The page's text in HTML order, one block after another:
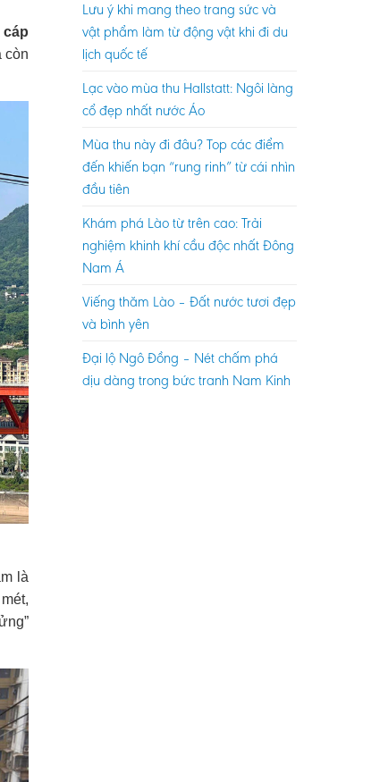
cáp
còn
là
Lưu ý khi mang theo trang sức và
vật phẩm làm từ động vật khi đi du
lịch quốc tế
Lạc vào mùa thu Hallstatt: Ngôi làng
cổ đẹp nhất nước Áo
Mùa thu này đi đâu? Top các điểm
đến khiến bạn “rung rinh” từ cái nhìn
đầu tiên
Khám phá Lào từ trên cao: Trải
nghiệm khinh khí cầu độc nhất Đông
Nam Á
Viếng thăm Lào – Đất nước tươi đẹp
và bình yên
Đại lộ Ngô Đồng – Nét chấm phá
dịu dàng trong bức tranh Nam Kinh